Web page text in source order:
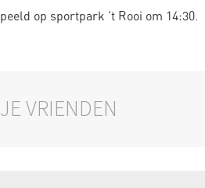
op sportpark ’t Rooi om 14:30.
VRIENDEN